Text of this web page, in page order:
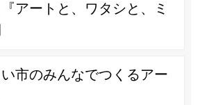
アートと、ワタシと、ミ
市のみんなでつくるアー